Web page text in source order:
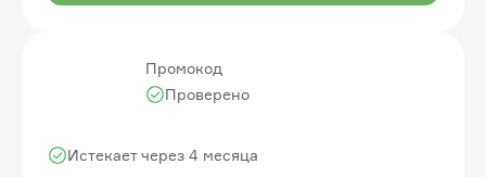
Промокод
Истекает через 4 месяца
Проверено